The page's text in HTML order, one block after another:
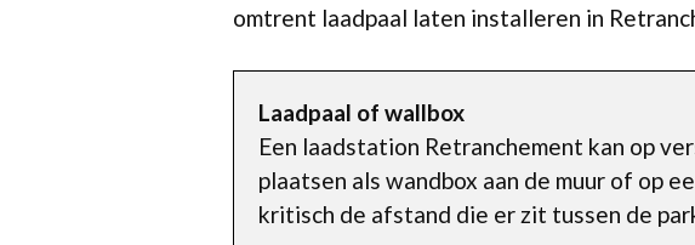
omtrent laadpaal laten installeren in
Laadpaal of wallbox
Een laadstation Retranchement kan op
plaatsen als wandbox aan de muur of op
kritisch de afstand die er zit tussen de